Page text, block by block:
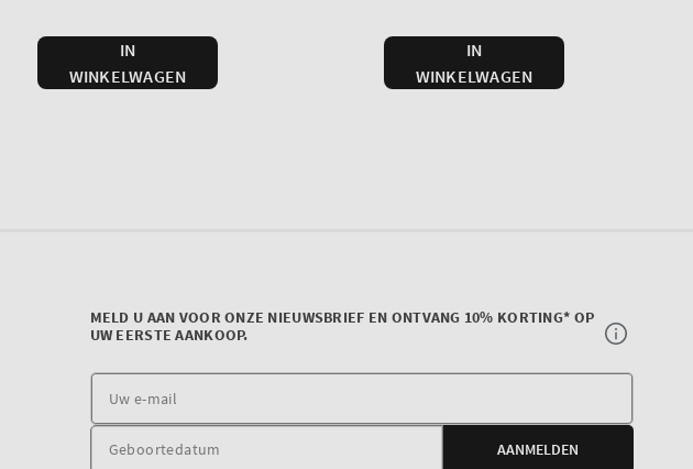
MELD U AAN VOOR ONZE NIEUWSBRIEF EN ONTVANG 10% KORTING* OP
UW EERSTE AANKOOP.
e-
AANMELDEN